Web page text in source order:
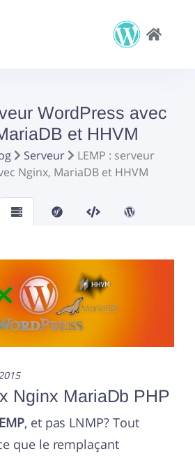
WordPress avec
et HHVM
Serveur
LEMP : serveur
Nginx, MariaDB et HHVM
Nginx MariaDb PHP
, et pas LNMP? Tout
que le remplaçant